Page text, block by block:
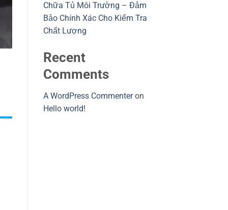
Chữa Tủ Môi Trường – Đảm
Bảo Chính Xác Cho Kiểm Tra
Chất Lượng
Recent
Comments
A WordPress Commenteron
Hello world!